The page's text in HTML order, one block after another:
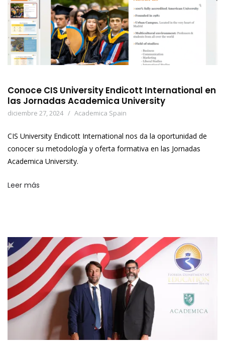
Conoce CIS University Endicott International en
las Jornadas Academica University
diciembre 27, 2024 Academica Spain
CIS University Endicott International nos da la oportunidad de
conocer su metodología y oferta formativa en las Jornadas
Academica University.
Leer más